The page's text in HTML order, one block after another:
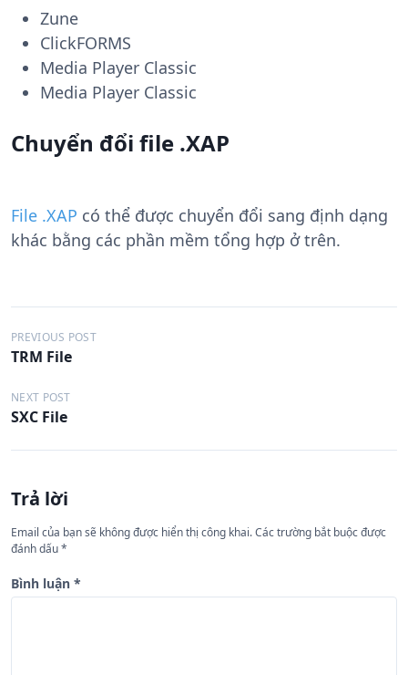
Zune
ClickFORMS
Media Player Classic
Media Player Classic
Chuyển đổi file .XAP
File .XAP có thể được chuyển đổi sang định dạng
khác bằng các phần mềm tổng hợp ở trên.
Đ
i
ề
u
h
ớ
n
g
b
PREVIOUS POST
TRM File
NEXT POST
SXC File
Trả lời
Email của bạn sẽ không được hiển thị công khai.Các trường bắt buộc được
đánh dấu*
Bình luận *